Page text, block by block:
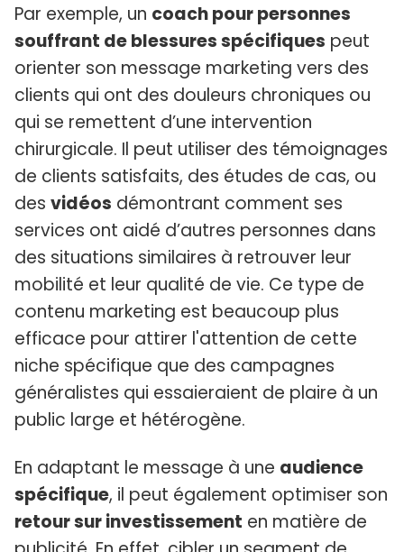
Par exemple, un coach pour personnes
souffrant de blessures spécifiques peut
orienter son message marketing vers des
clients qui ont des douleurs chroniques ou
qui se remettent d’une intervention
chirurgicale. Il peut utiliser des témoignages
de clients satisfaits, des études de cas, ou
des vidéos démontrant comment ses
services ont aidé d’autres personnes dans
des situations similaires à retrouver leur
mobilité et leur qualité de vie. Ce type de
contenu marketing est beaucoup plus
efficace pour attirer l'attention de cette
niche spécifique que des campagnes
généralistes qui essaieraient de plaire à un
public large et hétérogène.
En adaptant le message à une audience
spécifique, il peut également optimiser son
retour sur investissement en matière de